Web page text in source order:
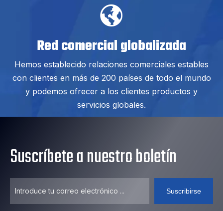
Red comercial globalizada
Hemos establecido relaciones comerciales estables
con clientes en más de 200 países de todo el mundo
y podemos ofrecer a los clientes productos y
servicios globales.
Suscríbete a nuestro boletín
Suscribirse